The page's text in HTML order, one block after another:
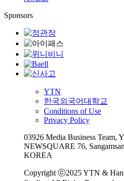
Sponsors
YTN
한국외국어대학교
Conditions of Use
Privacy Policy
03926 Media Business Team,
NEWSQUARE 76,
KOREA
Copyright ⓒ2025 YTN &